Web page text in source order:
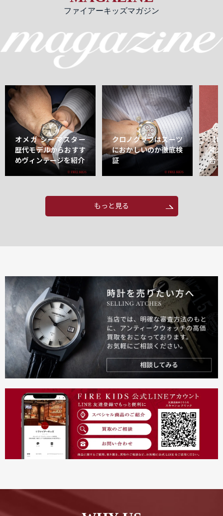
ファイアーキッズマガジン
オメガ シーマスター
歴代モデルからおすす
めヴィンテージを紹介
クロノグラフはスーツ
におかしいのか徹底検
証
【
能
合
もっと見る